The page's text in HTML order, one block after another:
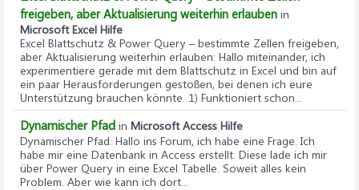
freigeben, aber Aktualisierung weiterhin erlauben in
Microsoft Excel Hilfe
Excel Blattschutz & Power Query – bestimmte Zellen freigeben,
aber Aktualisierung weiterhin erlauben: Hallo miteinander, ich
experimentiere gerade mit dem Blattschutz in Excel und bin auf
ein paar Herausforderungen gestoßen, bei denen ich eure
Unterstützung brauchen könnte. 1) Funktioniert schon...
Dynamischer Pfad in Microsoft Access Hilfe
Dynamischer Pfad: Hallo ins Forum, ich habe eine Frage. Ich
habe mir eine Datenbank in Access erstellt. Diese lade ich mir
über Power Query in eine Excel Tabelle. Soweit alles kein
Problem. Aber wie kann ich dort...